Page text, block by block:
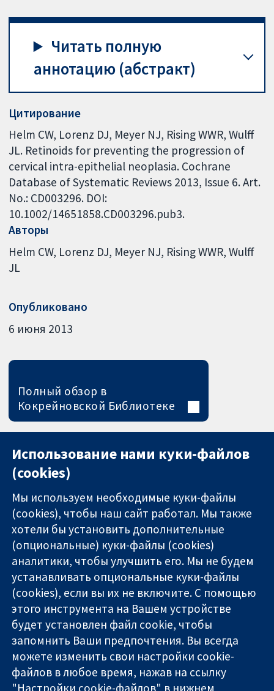
Читать полную
аннотацию (абстракт)
Цитирование
Helm CW, Lorenz DJ, Meyer NJ, Rising WWR, Wulff
JL. Retinoids for preventing the progression of
cervical intra-epithelial neoplasia. Cochrane
Database of Systematic Reviews 2013, Issue 6. Art.
No.: CD003296. DOI:
10.1002/14651858.CD003296.pub3.
Авторы
Helm CW Lorenz DJ Meyer NJ Rising WWR Wulff
JL
Опубликовано
6 июня 2013
Полный обзор в
Кокрейновской Библиотеке
Надёжные
доказательства
Информированные
решения
Во благо
здоровья
11-13 Cavendish
Square
London
W1G 0AN
United Kingdom
Связаться с
нами
Новости
Пресс-
служба
О нас
Работа
Cochrane
Library
Использование нами куки-файлов
(cookies)
Мы используем необходимые куки-файлы
(cookies), чтобы наш сайт работал. Мы также
хотели бы установить дополнительные
(опциональные) куки-файлы (cookies)
аналитики, чтобы улучшить его. Мы не будем
устанавливать опциональные куки-файлы
(cookies), если вы их не включите. С помощью
этого инструмента на Вашем устройстве
будет установлен файл cookie, чтобы
запомнить Ваши предпочтения. Вы всегда
можете изменить свои настройки cookie-
файлов в любое время, нажав на ссылку
"Настройки cookie-файлов" в нижнем